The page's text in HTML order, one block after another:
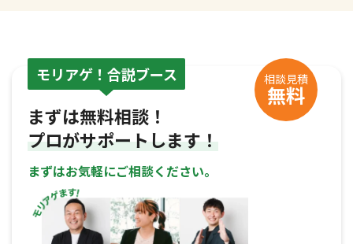
モリアゲ！合説ブース 相談見積
無料
まずは無料相談！
プロがサポートします！
まずはお気軽にご相談ください。